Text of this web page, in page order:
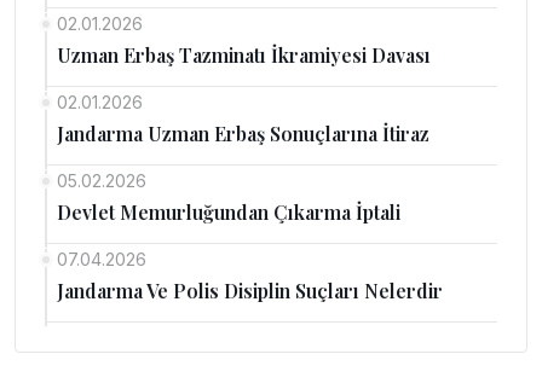
02.01.2026
Uzman Erbaş Tazminatı İkramiyesi Davası
02.01.2026
Jandarma Uzman Erbaş Sonuçlarına İtiraz
05.02.2026
Devlet Memurluğundan Çıkarma İptali
07.04.2026
Jandarma Ve Polis Disiplin Suçları Nelerdir